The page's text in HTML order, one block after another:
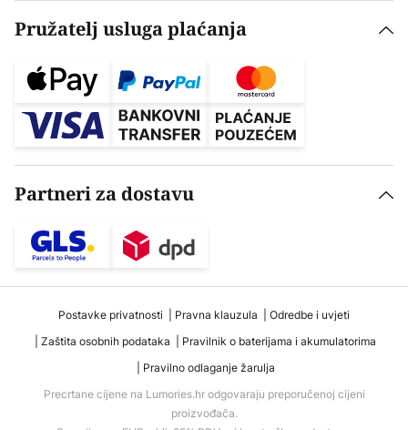
Pružatelj usluga plaćanja
Partneri za dostavu
Postavke privatnosti Pravna klauzula
Odredbe i uvjeti
Zaštita osobnih podataka
Pravilnik o baterijama i akumulatorima
Pravilno odlaganje žarulja
Precrtane cijene na Lumories.hr odgovaraju preporučenoj cijeni
proizvođača.